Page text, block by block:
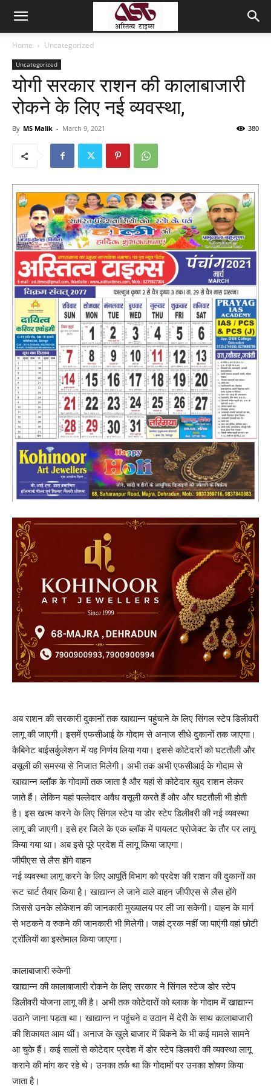
Home Uncategorized
Uncategorized
योगी सरकार राशन की कालाबाजारी
रोकने के लिए नई व्यवस्था,
By MS Malik - March 9, 2021 380
अब राशन की सरकारी दुकानों तक खाद्यान्न पहुंचाने के लिए सिंगल स्टेप डिलीवरी
लागू की जाएगी। इसमें एफसीआई के गोदाम से अनाज सीधे दुकानों तक जाएगा।
कैबिनेट बाईसर्कुलेशन में यह निर्णय लिया गया। इससे कोटेदारों को घटतौली और
वसूली की समस्या से निजात मिलेगी। अभी तक अभी एफसीआई के गोदाम से
खाद्यान्न ब्लॉक के गोदामों तक जाता है और यहां से कोटेदार खुद राशन लेकर
जाते हैं। लेकिन यहां पल्लेदार अवैध वसूली करते हैं और और घटतौली भी होती
है। इस खत्म करने के लिए सिंगल स्टेप या डोर स्टेप डिलीवरी की नई व्यवस्था
लागू की जाएगी। इसे हर जिले के एक ब्लॉक में पायलट प्रोजेक्ट के तौर पर लागू
किया गया था। अब इसे पूरे प्रदेश में लागू किया जाएगा।
जीपीएस से लैस होंगे वाहन
नई व्यवस्था लागू करने के लिए आपूर्ति विभाग को प्रदेश की राशन की दुकानों का
रूट चार्ट तैयार किया है। खाद्यान्न ले जाने वाले वाहन जीपीएस से लैस होंगे
जिससे उनके लोकेशन की जानकारी मुख्यालय पर ली जा सकेगी। वाहन के मार्ग
से भटकने व रुकने की जानकारी भी मिलेगी। जहां ट्रक नहीं जा पाएंगी वहां छोटी
ट्रॉलियों का इस्तेमाल किया जाएगा।
कालाबाजारी रुकेगी
खाद्यान्न की कालाबाजारी रोकने के लिए सरकार ने सिंगल स्टेज डोर स्टेप
डिलीवरी योजना लागू की है। अभी तक कोटेदारों को ब्लाक के गोदाम में खाद्यान्न
उठाने जाना पड़ता था। खाद्यान्न न पहुंचने व उठान में देरी के साथ कालाबाजारी
की शिकायत आम थीं। अनाज के खुले बाजार में बिकने के भी कई मामले सामने
आ चुके हैं। कई सालों से कोटेदार प्रदेश में डोर स्टेप डिलवरी की व्यवस्था लागू
कराने की मांग कर रहे थे। उनका तर्क था कि गोदामों पर उनका शोषण किया
जाता है।